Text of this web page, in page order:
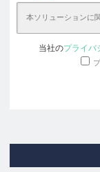
当社のプライバ